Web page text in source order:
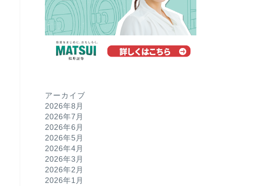
アーカイブ
2026年8月
2026年7月
2026年6月
2026年5月
2026年4月
2026年3月
2026年2月
2026年1月